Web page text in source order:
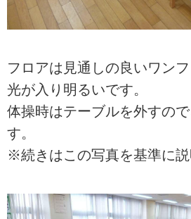
フロアは見通しの良いワン
光が入り明るいです。
体操時はテーブルを外すの
す。
※続きはこの写真を基準に